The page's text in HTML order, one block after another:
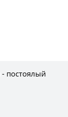
постоялый